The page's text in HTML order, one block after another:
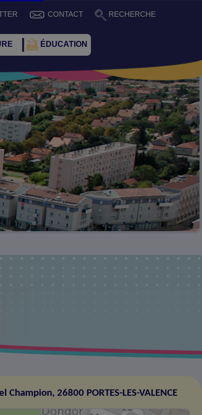
CONTACT RECHERCHE
ÉDUCATION
Suivant
Champion, 26800 PORTES-LES-VALENCE